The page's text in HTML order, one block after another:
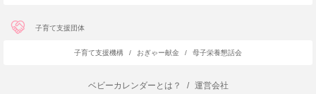
子育て支援団体
子育て支援機構 / おぎゃー献金 / 母子栄養懇話会
ベビーカレンダーとは？ /
運営会社